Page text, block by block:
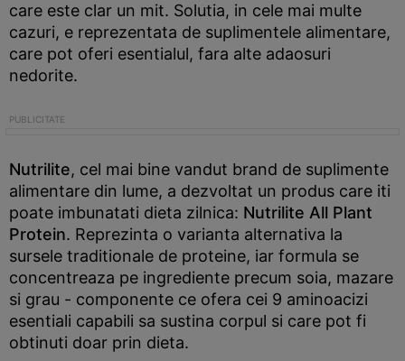
care este clar un mit. Solutia, in cele mai multe
cazuri, e reprezentata de suplimentele alimentare,
care pot oferi esentialul, fara alte adaosuri
nedorite.
Nutrilite, cel mai bine vandut brand de suplimente
alimentare din lume, a dezvoltat un produs care iti
poate imbunatati dieta zilnica: Nutrilite All Plant
Protein. Reprezinta o varianta alternativa la
sursele traditionale de proteine, iar formula se
concentreaza pe ingrediente precum soia, mazare
si grau - componente ce ofera cei 9 aminoacizi
esentiali capabili sa sustina corpul si care pot fi
obtinuti doar prin dieta.